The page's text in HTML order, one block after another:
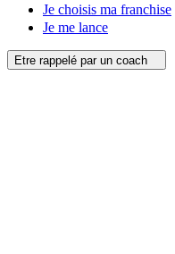
Je choisis ma franchise
Je me lance
Etre rappelé par un coach